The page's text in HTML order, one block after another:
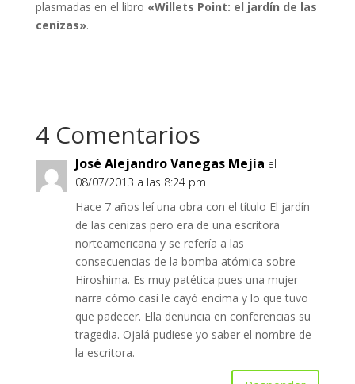
plasmadas en el libro «Willets Point: el jardín de las
cenizas».
4 Comentarios
José Alejandro Vanegas Mejía el
08/07/2013 a las 8:24 pm
Hace 7 años leí una obra con el título El jardín
de las cenizas pero era de una escritora
norteamericana y se refería a las
consecuencias de la bomba atómica sobre
Hiroshima. Es muy patética pues una mujer
narra cómo casi le cayó encima y lo que tuvo
que padecer. Ella denuncia en conferencias su
tragedia. Ojalá pudiese yo saber el nombre de
la escritora.